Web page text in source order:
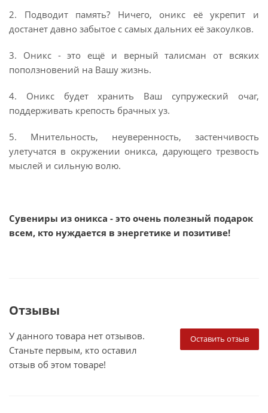
2. Подводит память? Ничего, оникс её укрепит и
достанет давно забытое с самых дальних её закоулков.
3. Оникс - это ещё и верный талисман от всяких
поползновений на Вашу жизнь.
4. Оникс будет хранить Ваш супружеский очаг,
поддерживать крепость брачных уз.
5. Мнительность, неуверенность, застенчивость
улетучатся в окружении оникса, дарующего трезвость
мыслей и сильную волю.
Сувениры из оникса - это очень полезный подарок
всем, кто нуждается в энергетике и позитиве!
Отзывы
Оставить отзыв
У данного товара нет отзывов.
Станьте первым, кто оставил
отзыв об этом товаре!